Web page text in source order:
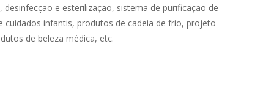
desinfecção e esterilização, sistema de purificação de
cuidados infantis, produtos de cadeia de frio, projeto
de beleza médica, etc.